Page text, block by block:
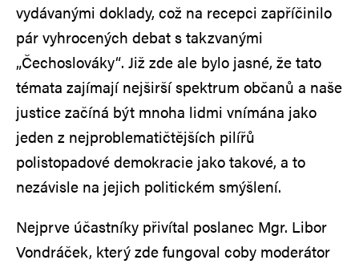
vydávanými doklady, což na recepci zapříčinilo
pár vyhrocených debat s takzvanými
„Čechoslováky“. Již zde ale bylo jasné, že tato
témata zajímají nejširší spektrum občanů a naše
justice začíná být mnoha lidmi vnímána jako
jeden z nejproblematičtějších pilířů
polistopadové demokracie jako takové, a to
nezávisle na jejich politickém smýšlení.
Nejprve účastníky přivítal poslanec Mgr. Libor
Vondráček, který zde fungoval coby moderátor